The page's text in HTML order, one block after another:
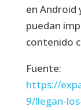
en Android
puedan
contenido
Fuente:
https://
9/llegan-